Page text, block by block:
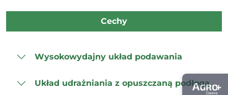
Cechy
Wysokowydajny układ podawania
Układ udrażniania z opuszczaną podłogą